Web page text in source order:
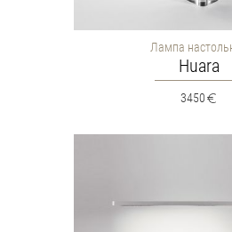
Лампа
Huara
3450